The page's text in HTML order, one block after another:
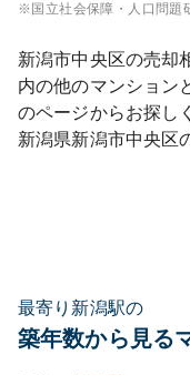
※国立社会保障・人口問題
新潟市中央区の売却
内の他のマンション
のページからお探し
新潟県新潟市中央区
最寄り新潟駅の
築年数から見る